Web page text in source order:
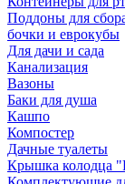
Поддоны для
бочки и еврокубы
Для дачи и сада
Канализация
Вазоны
Баки для душа
Кашпо
Компостер
Дачные туалеты
Крышка колодца